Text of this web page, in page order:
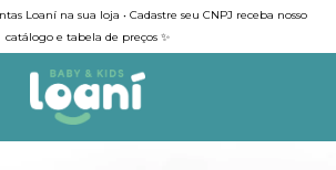
Loaní na sua loja • Cadastre seu CNPJ receba nosso
catálogo e tabela de preços ✨